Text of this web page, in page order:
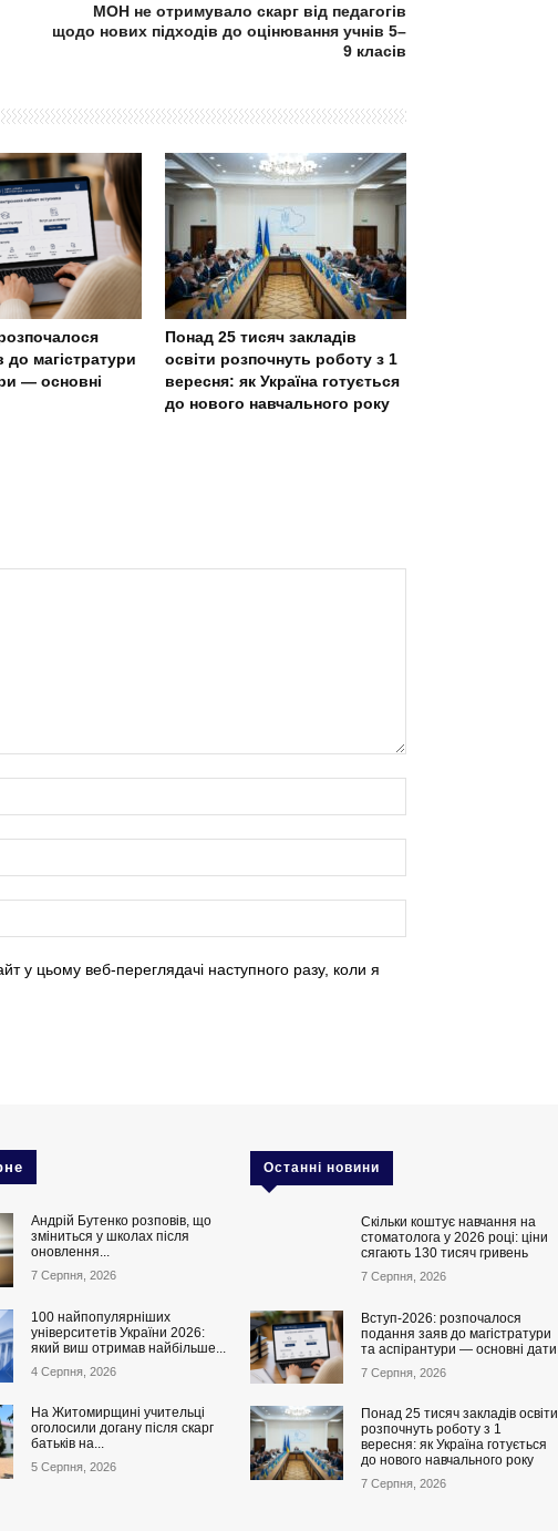
МОН не отримувало скарг від педагогів
щодо нових підходів до оцінювання учнів 5–
9 класів
до магістратури
— основні
Понад 25 тисяч закладів
освіти розпочнуть роботу з 1
вересня: як Україна готується
до нового навчального року
у цьому веб-переглядачі наступного разу, коли я
Андрій Бутенко розповів, що
зміниться у школах після
оновлення...
7 Серпня, 2026
100 найпопулярніших
університетів України 2026:
який виш отримав найбільше...
4 Серпня, 2026
На Житомирщині учительці
оголосили догану після скарг
батьків на...
5 Серпня, 2026
Останні новини
Скільки коштує навчання на
стоматолога у 2026 році: ціни
сягають 130 тисяч гривень
7 Серпня, 2026
Вступ-2026: розпочалося
подання заяв до магістратури
та аспірантури — основні дати
7 Серпня, 2026
Понад 25 тисяч закладів освіти
розпочнуть роботу з 1
вересня: як Україна готується
до нового навчального року
7 Серпня, 2026